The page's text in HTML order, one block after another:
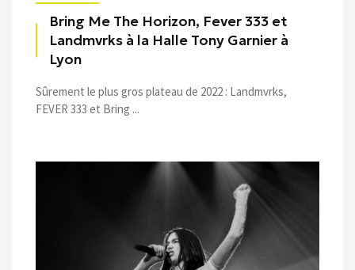
Bring Me The Horizon, Fever 333 et
Landmvrks à la Halle Tony Garnier à
Lyon
Sûrement le plus gros plateau de 2022 : Landmvrks,
FEVER 333 et Bring ...